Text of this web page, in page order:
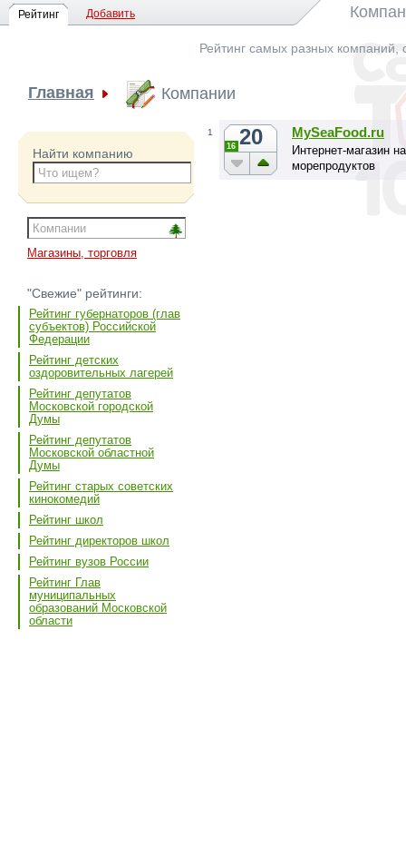
Рейтинг Добавить
Рейтинг самых разных компаний,
Главная Компании
Найти компанию
Магазины, торговля
"Свежие" рейтинги:
Рейтинг губернаторов (глав
субъектов) Российской
Федерации
Рейтинг детских
оздоровительных лагерей
Рейтинг депутатов
Московской городской
Думы
Рейтинг депутатов
Московской областной
Думы
Рейтинг старых советских
кинокомедий
Рейтинг школ
Рейтинг директоров школ
Рейтинг вузов России
Рейтинг Глав
муниципальных
образований Московской
области
1 20
16
MySeaFood.ru
Интернет-магазин
морепродуктов